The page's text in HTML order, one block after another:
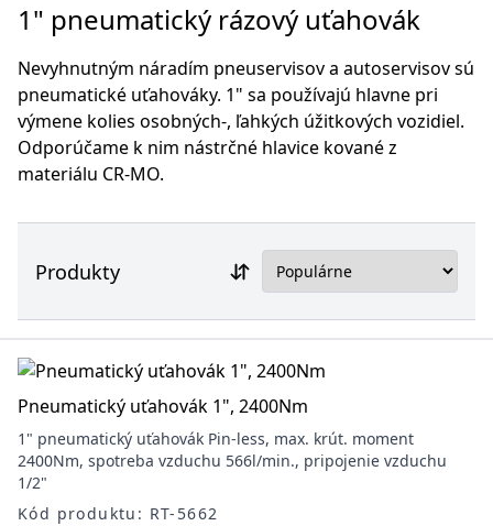
1" pneumatický rázový uťahovák
Nevyhnutným náradím pneuservisov a autoservisov sú
pneumatické uťahováky. 1" sa používajú hlavne pri
výmene kolies osobných-, ľahkých úžitkových vozidiel.
Odporúčame k nim nástrčné hlavice kované z
materiálu CR-MO.
Produkty
Pneumatický uťahovák 1", 2400Nm
1" pneumatický uťahovák Pin-less, max. krút. moment
2400Nm, spotreba vzduchu 566l/min., pripojenie vzduchu
1/2"
Kód produktu: RT-5662